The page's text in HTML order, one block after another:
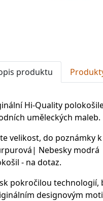
produktu
Hi-Quality
uměleckých maleb.
velikost, do poznámky
Nebesky modrá
- na dotaz.
pokročilou technologií,
designovým